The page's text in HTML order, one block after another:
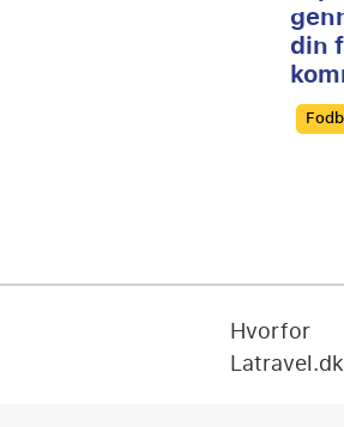
din
Hvorfor